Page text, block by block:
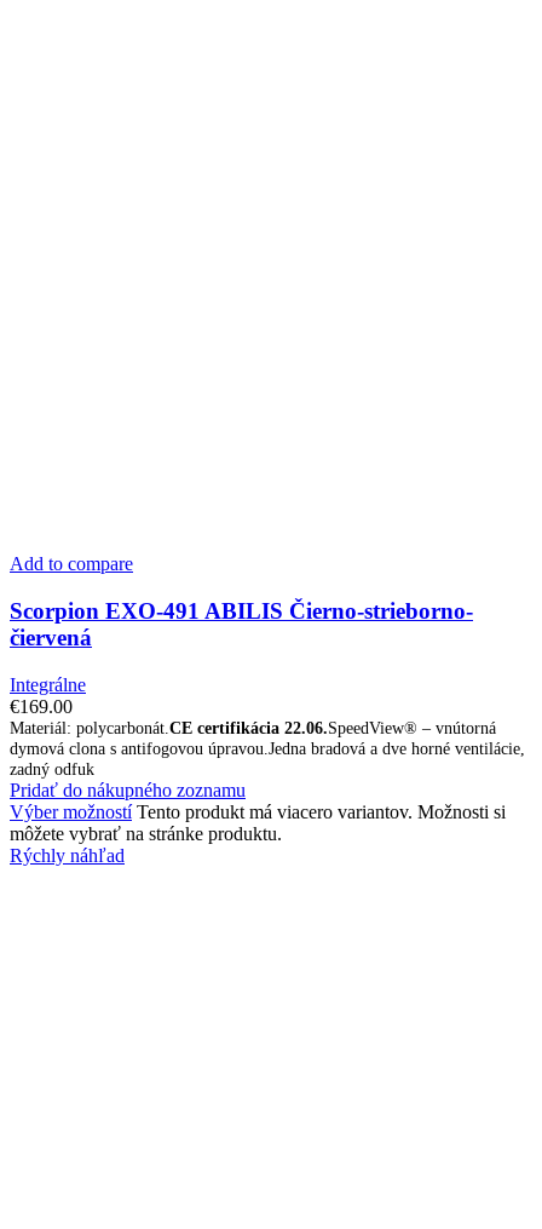
Add to compare
Scorpion EXO-491 ABILIS Čierno-strieborno-
čiervená
Integrálne
€169.00
Materiál: polycarbonát. CE certifikácia 22.06.SpeedView® – vnútorná
dymová clona s antifogovou úpravou.Jedna bradová a dve horné ventilácie,
zadný odfuk
Pridať do nákupného zoznamu
Výber možností Tento produkt má viacero variantov. Možnosti si
môžete vybrať na stránke produktu.
Rýchly náhľad